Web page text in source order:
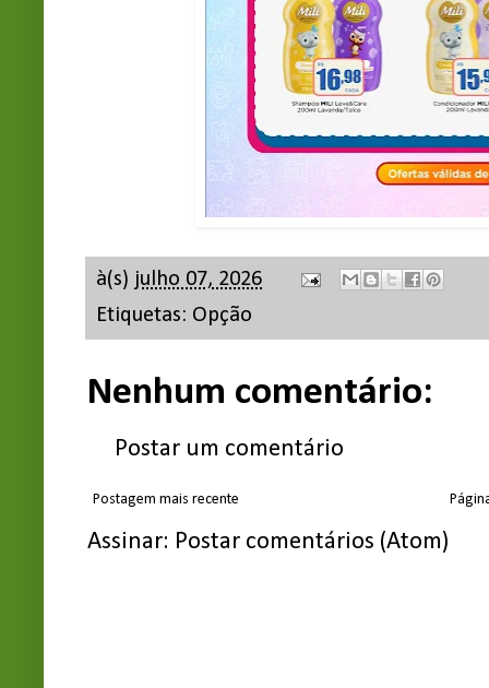
à(s) julho 07, 2026
Etiquetas: Opção
Nenhum comentário:
Postar um comentário
Postagem mais recente
Assinar: Postar comentários (Atom)